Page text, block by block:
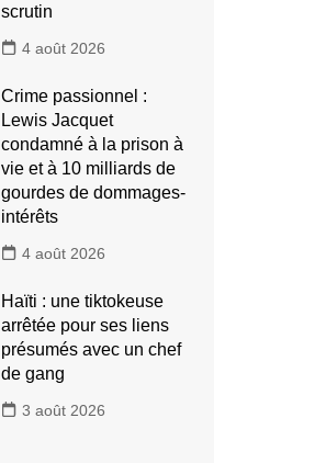
scrutin
4 août 2026
Crime passionnel :
Lewis Jacquet
condamné à la prison à
vie et à 10 milliards de
gourdes de dommages-
intérêts
4 août 2026
Haïti : une tiktokeuse
arrêtée pour ses liens
présumés avec un chef
de gang
3 août 2026